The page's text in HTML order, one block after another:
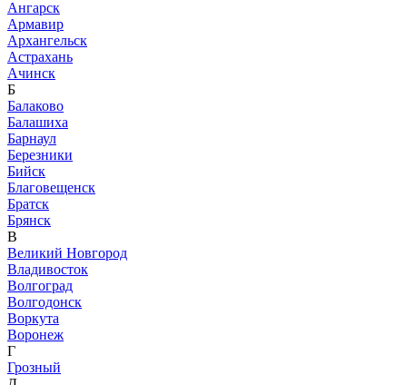
Ангарск
Армавир
Архангельск
Астрахань
Ачинск
Б
Балаково
Балашиха
Барнаул
Березники
Бийск
Благовещенск
Братск
Брянск
В
Великий Новгород
Владивосток
Волгоград
Волгодонск
Воркута
Воронеж
Г
Грозный